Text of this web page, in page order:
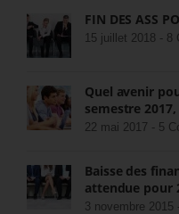
FIN DES ASS
15 juillet 2018 - 8
Quel avenir
semestre
22 mai 2017 - 5
Baisse des
attendue pour
3 novembre 2015